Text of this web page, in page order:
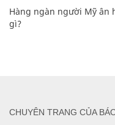
Hàng ngàn người Mỹ ân
gì?
CHUYÊN TRANG CỦA